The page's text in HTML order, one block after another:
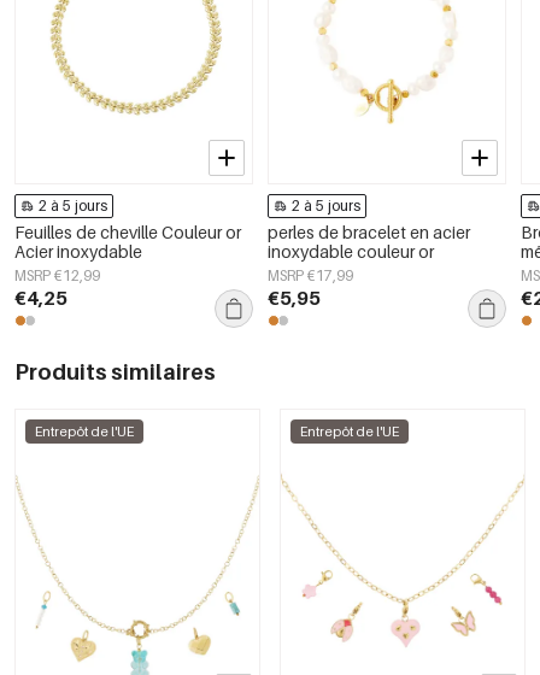
2 à 5 jours
Feuilles de cheville Couleur or
Acier inoxydable
MSRP €12,99
€4,25
2 à 5 jours
perles de bracelet en acier
inoxydable couleur or
MSRP €17,99
€5,95
Produits similaires
Entrepôt de l'UE Entrepôt de l'UE